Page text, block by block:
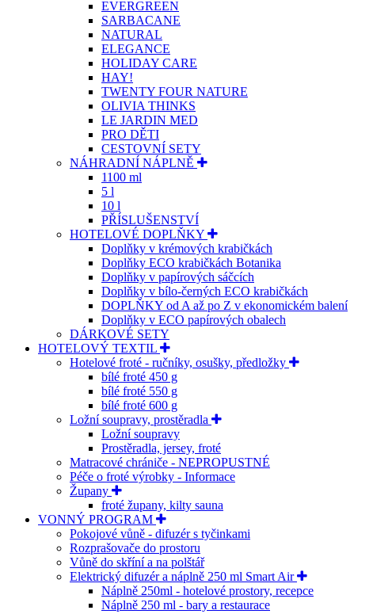
EVERGREEN
SARBACANE
NATURAL
ELEGANCE
HOLIDAY CARE
HAY!
TWENTY FOUR NATURE
OLIVIA THINKS
LE JARDIN MED
PRO DĚTI
CESTOVNÍ SETY
NÁHRADNÍ NÁPLNĚ
1100 ml
5 l
10 l
PŘÍSLUŠENSTVÍ
HOTELOVÉ DOPLŇKY
Doplňky v krémových krabičkách
Doplňky ECO krabičkách Botanika
Doplňky v papírových sáčcích
Doplňky v bílo-černých ECO krabičkách
DOPLŇKY od A až po Z v ekonomickém balení
Doplňky v ECO papírových obalech
DÁRKOVÉ SETY
HOTELOVÝ TEXTIL
Hotelové froté - ručníky, osušky, předložky
bílé froté 450 g
bílé froté 550 g
bílé froté 600 g
Ložní soupravy, prostěradla
Ložní soupravy
Prostěradla, jersey, froté
Matracové chrániče - NEPROPUSTNÉ
Péče o froté výrobky - Informace
Župany
froté župany, kilty sauna
VONNÝ PROGRAM
Pokojové vůně - difuzér s tyčinkami
Rozprašovače do prostoru
Vůně do skříní a na polštář
Elektrický difuzér a náplně 250 ml Smart Air
Náplně 250ml - hotelové prostory, recepce
Náplně 250 ml - bary a restaurace